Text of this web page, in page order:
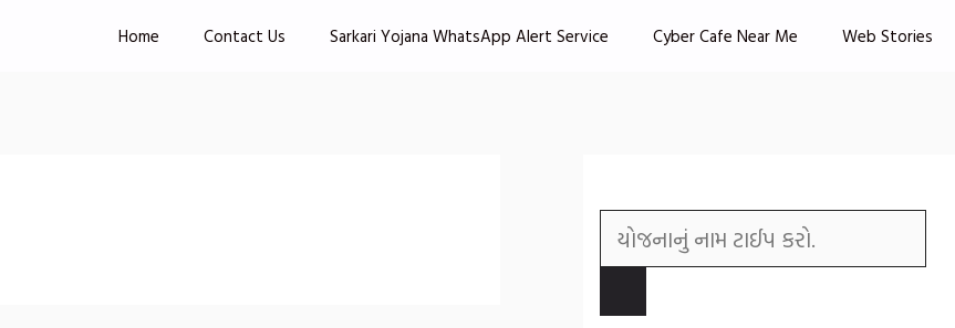
Home Contact Us Sarkari Yojana WhatsApp Alert Service Cyber Cafe Near Me Web Stories